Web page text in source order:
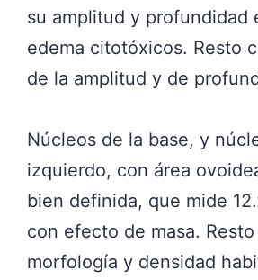
su amplitud y profundidad
edema citotóxicos. Resto
de la amplitud y de
Núcleos de la base, y
izquierdo, con área
bien definida, que mide
con efecto de masa.
morfología y densidad